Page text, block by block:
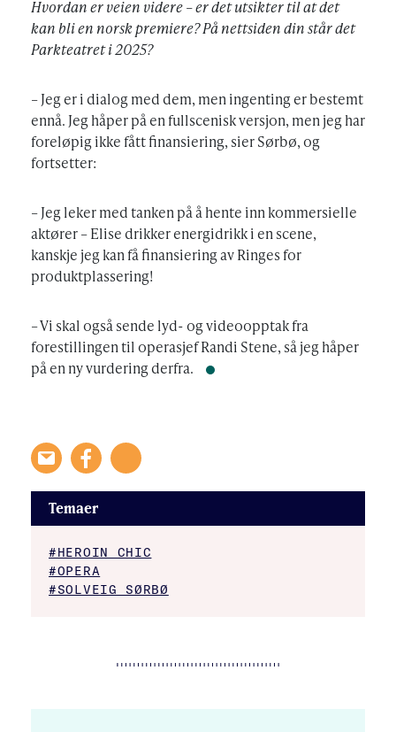
Hvordan er veien videre – er det utsikter til at det
kan bli en norsk premiere? På nettsiden din står det
Parkteatret i 2025?
– Jeg er i dialog med dem, men ingenting er bestemt
ennå. Jeg håper på en fullscenisk versjon, men jeg har
foreløpig ikke fått finansiering, sier Sørbø, og
fortsetter:
– Jeg leker med tanken på å hente inn kommersielle
aktører – Elise drikker energidrikk i en scene,
kanskje jeg kan få finansiering av Ringes for
produktplassering!
– Vi skal også sende lyd- og videoopptak fra
forestillingen til operasjef Randi Stene, så jeg håper
på en ny vurdering derfra.
Temaer
#HEROIN CHIC
#OPERA
#SOLVEIG SØRBØ